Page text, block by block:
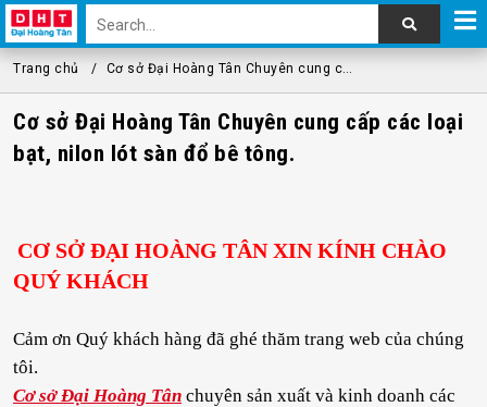
Trang chủ Cơ sở Đại Hoàng Tân Chuyên cung cấp các loại bạt, nilon lót sàn đổ bê tông.
Cơ sở Đại Hoàng Tân Chuyên cung cấp các loại
bạt, nilon lót sàn đổ bê tông.
CƠ SỞ ĐẠI HOÀNG TÂN XIN KÍNH CHÀO
QUÝ KHÁCH
Cảm ơn Quý khách hàng đã ghé thăm trang web của chúng
tôi.
Cơ sở Đại Hoàng Tân chuyên sản xuất và kinh doanh các